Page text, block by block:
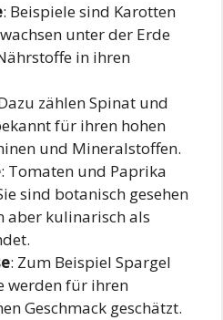
: Beispiele sind Karotten
unter der Erde
in ihren
zählen Spinat und
für ihren hohen
und Mineralstoffen.
: Tomaten und Paprika
sind botanisch gesehen
aber kulinarisch als
: Zum Beispiel Spargel
werden für ihren
Geschmack geschätzt.